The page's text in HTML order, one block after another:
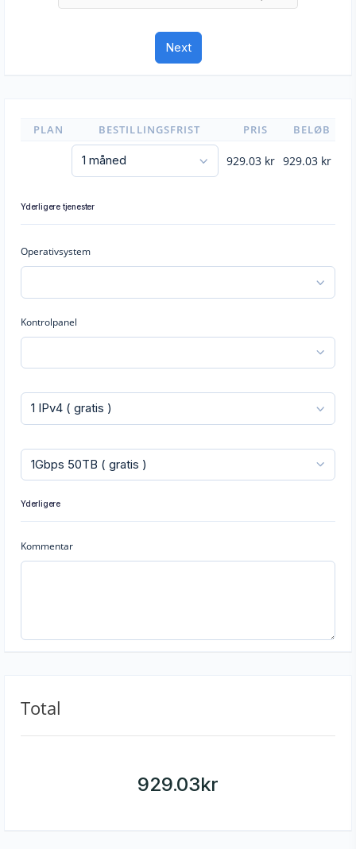
PLAN BESTILLINGSFRIST PRIS BELØB
929.03 kr 929.03 kr
Yderligere tjenester
Operativsystem
Kontrolpanel
Yderligere
Kommentar
Total
929.03kr